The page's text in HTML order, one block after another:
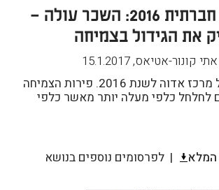
תמונת מצב חברתית 2016: השכר עולה –
את הגידול בצמיחה
קונור-אטיאס,
15.1.2017
הדו"ח השנתי של מרכז אדוה לשנת 2016. פירות הצמיחה
לחלחל כלפי מעלה יותר מאשר כלפי
המלא לפרסומים נוספים בנושא